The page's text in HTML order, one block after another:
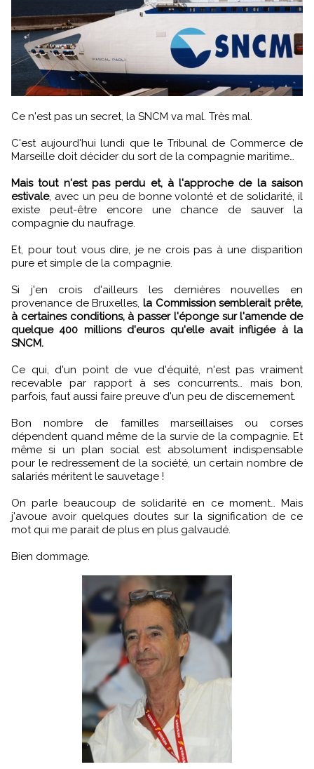
Ce n'est pas un secret, la SNCM va mal. Très mal.
C'est aujourd'hui lundi que le Tribunal de Commerce de
Marseille doit décider du sort de la compagnie maritime…
Mais tout n'est pas perdu et, à l'approche de la saison
estivale, avec un peu de bonne volonté et de solidarité, il
existe peut-être encore une chance de sauver la
compagnie du naufrage.
Et, pour tout vous dire, je ne crois pas à une disparition
pure et simple de la compagnie.
Si j'en crois d'ailleurs les dernières nouvelles en
provenance de Bruxelles, la Commission semblerait prête,
à certaines conditions, à passer l'éponge sur l'amende de
quelque 400 millions d'euros qu'elle avait infligée à la
SNCM.
Ce qui, d'un point de vue d'équité, n'est pas vraiment
recevable par rapport à ses concurrents… mais bon,
parfois, faut aussi faire preuve d'un peu de discernement.
Bon nombre de familles marseillaises ou corses
dépendent quand même de la survie de la compagnie. Et
même si un plan social est absolument indispensable
pour le redressement de la société, un certain nombre de
salariés méritent le sauvetage !
On parle beaucoup de solidarité en ce moment… Mais
j'avoue avoir quelques doutes sur la signification de ce
mot qui me parait de plus en plus galvaudé.
Bien dommage.